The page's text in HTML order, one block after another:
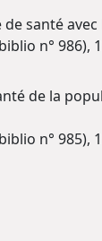
de santé
n° 986),
de la
n° 985),